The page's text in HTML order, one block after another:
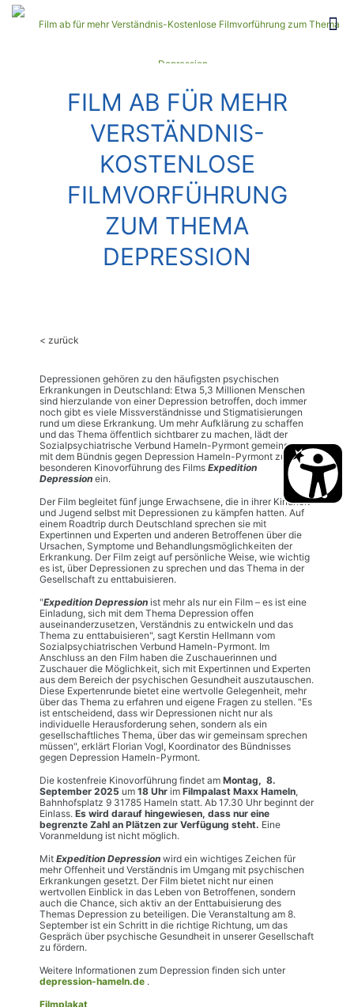
FILM AB FÜR MEHR
VERSTÄNDNIS-
KOSTENLOSE
FILMVORFÜHRUNG
ZUM THEMA
DEPRESSION
< zurück
Depressionen gehören zu den häufigsten psychischen
Erkrankungen in Deutschland: Etwa 5,3 Millionen Menschen
sind hierzulande von einer Depression betroffen, doch immer
noch gibt es viele Missverständnisse und Stigmatisierungen
rund um diese Erkrankung. Um mehr Aufklärung zu schaffen
und das Thema öffentlich sichtbarer zu machen, lädt der
Sozialpsychiatrische Verbund Hameln-Pyrmont gemeinsam
mit dem Bündnis gegen Depression Hameln-Pyrmont zu einer
besonderen Kinovorführung des Films Expedition
Depression ein.
Der Film begleitet fünf junge Erwachsene, die in ihrer Kindheit
und Jugend selbst mit Depressionen zu kämpfen hatten. Auf
einem Roadtrip durch Deutschland sprechen sie mit
Expertinnen und Experten und anderen Betroffenen über die
Ursachen, Symptome und Behandlungsmöglichkeiten der
Erkrankung. Der Film zeigt auf persönliche Weise, wie wichtig
es ist, über Depressionen zu sprechen und das Thema in der
Gesellschaft zu enttabuisieren.
"Expedition Depression ist mehr als nur ein Film – es ist eine
Einladung, sich mit dem Thema Depression offen
auseinanderzusetzen, Verständnis zu entwickeln und das
Thema zu enttabuisieren", sagt Kerstin Hellmann vom
Sozialpsychiatrischen Verbund Hameln-Pyrmont. Im
Anschluss an den Film haben die Zuschauerinnen und
Zuschauer die Möglichkeit, sich mit Expertinnen und Experten
aus dem Bereich der psychischen Gesundheit auszutauschen.
Diese Expertenrunde bietet eine wertvolle Gelegenheit, mehr
über das Thema zu erfahren und eigene Fragen zu stellen. "Es
ist entscheidend, dass wir Depressionen nicht nur als
individuelle Herausforderung sehen, sondern als ein
gesellschaftliches Thema, über das wir gemeinsam sprechen
müssen", erklärt Florian Vogl, Koordinator des Bündnisses
gegen Depression Hameln-Pyrmont.
Die kostenfreie Kinovorführung findet am Montag, 8.
September 2025 um 18 Uhr im Filmpalast Maxx Hameln,
Bahnhofsplatz 9 31785 Hameln statt. Ab 17.30 Uhr beginnt der
Einlass. Es wird darauf hingewiesen, dass nur eine
begrenzte Zahl an Plätzen zur Verfügung steht. Eine
Voranmeldung ist nicht möglich.
Mit Expedition Depression wird ein wichtiges Zeichen für
mehr Offenheit und Verständnis im Umgang mit psychischen
Erkrankungen gesetzt. Der Film bietet nicht nur einen
wertvollen Einblick in das Leben von Betroffenen, sondern
auch die Chance, sich aktiv an der Enttabuisierung des
Themas Depression zu beteiligen. Die Veranstaltung am 8.
September ist ein Schritt in die richtige Richtung, um das
Gespräch über psychische Gesundheit in unserer Gesellschaft
zu fördern.
Weitere Informationen zum Depression finden sich unter
depression-hameln.de .
Filmplakat